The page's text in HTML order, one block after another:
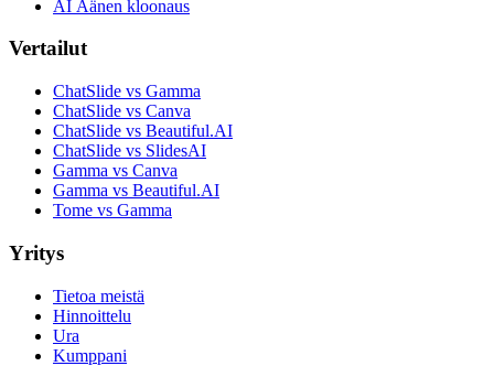
AI Äänen kloonaus
Vertailut
ChatSlide vs Gamma
ChatSlide vs Canva
ChatSlide vs Beautiful.AI
ChatSlide vs SlidesAI
Gamma vs Canva
Gamma vs Beautiful.AI
Tome vs Gamma
Yritys
Tietoa meistä
Hinnoittelu
Ura
Kumppani